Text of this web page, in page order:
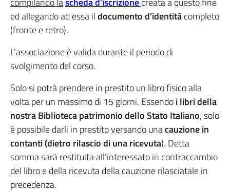
ed allegando ad essa ildocumento d’identitàcompleto
(fronte e retro).
L’associazione è valida durante il periodo di
svolgimento del corso.
Solo si potrà prendere in prestito un libro fisico alla
volta per un massimo di 15 giorni. Essendoi libri della
nostra Biblioteca patrimonio dello Stato Italiano, solo
è possibile darli in prestito versando unacauzione in
contanti (dietro rilascio di una ricevuta). Detta
somma sarà restituita all’interessato in contraccambio
del libro e della ricevuta della cauzione rilasciatale in
precedenza.